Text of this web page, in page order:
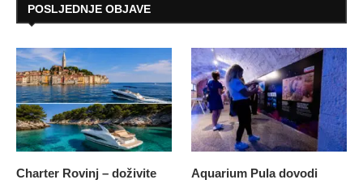
POSLJEDNJE OBJAVE
Charter Rovinj – doživite
Aquarium Pula dovodi